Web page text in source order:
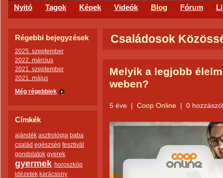
Nyitó Tagok Képek Videók Blog Fórum
Régebbi bejegyzések
2025. szeptember
2022. március
2021. szeptember
2021. május
Még régebbiek
Címkék
ajándék asztrológia baba
család egészség fesztivál
gondolatok gyerek
gyermek horoszkóp
idézetek karácsony
Családosok
Melyik a legjobb
weben?
5 éve | Coop Online | 0